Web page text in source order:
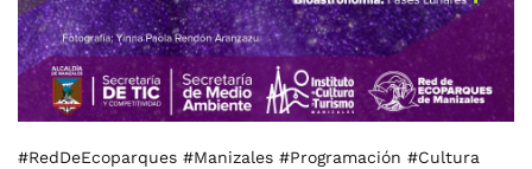
#RedDeEcoparques #Manizales #Programación #Cultura